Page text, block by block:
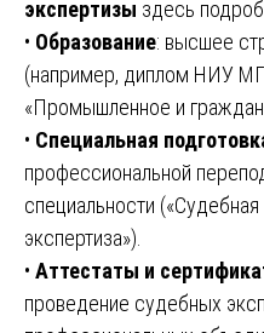
экспертизы здесь
• Образование: высшее
(например, диплом НИУ
«Промышленное и
• Специальная
профессиональной
специальности («Судебная
экспертиза»).
• Аттестаты и
проведение судебных